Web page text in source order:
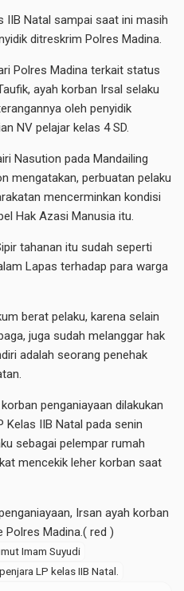
IIB Natal sampai saat ini masih
ditreskrim Polres Madina.
Polres Madina terkait status
ayah korban Irsal selaku
oleh penyidik
NV pelajar kelas 4 SD.
Nasution pada Mandailing
mengatakan, perbuatan pelaku
mencerminkan kondisi
Hak Azasi Manusia itu.
tahanan itu sudah seperti
Lapas terhadap para warga
berat pelaku, karena selain
juga sudah melanggar hak
adalah seorang penehak
penganiayaan dilakukan
Kelas IIB Natal pada senin
sebagai pelempar rumah
mencekik leher korban saat
Irsan ayah korban
Polres Madina.( red )
Imam Suyudi
LP kelas IIB Natal.